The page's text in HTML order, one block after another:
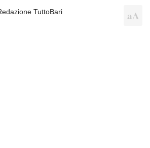
TuttoBari